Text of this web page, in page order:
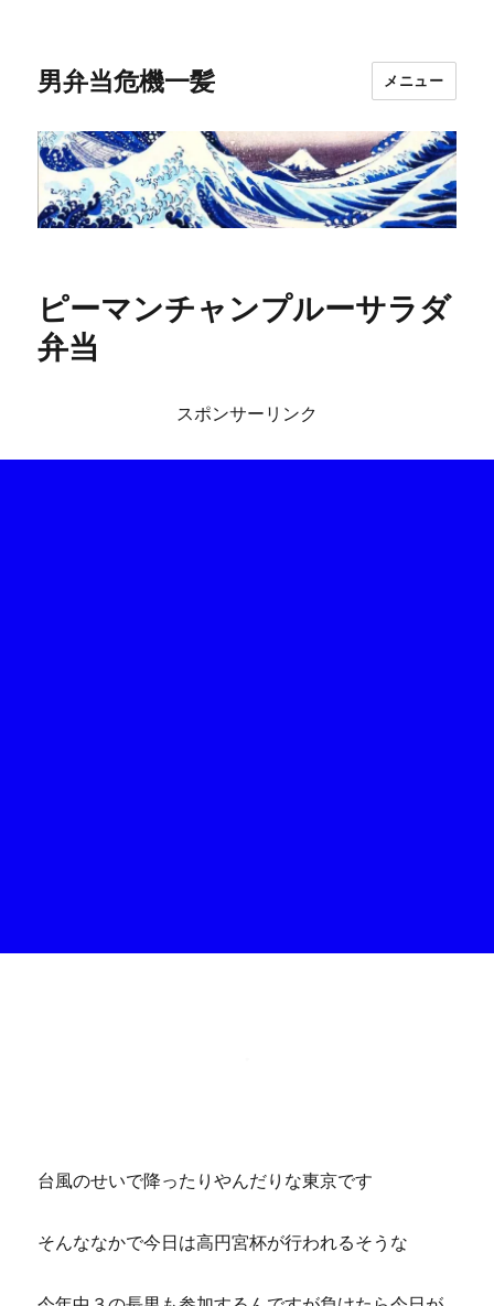
男弁当危機一髪 メニュー
ピーマンチャンプルーサラダ
弁当
スポンサーリンク
台風のせいで降ったりやんだりな東京です
そんななかで今日は高円宮杯が行われるそうな